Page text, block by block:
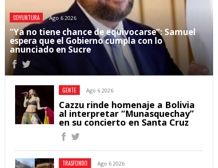
COYUNTURA Ago 6 2026
“Ya no tiene chance de equivocarse”: Samuel
espera que el Gobierno cumpla con lo
anunciado en Sucre
GENTE Ago 6 2026
Cazzu rinde homenaje a Bolivia
al interpretar “Munasquechay”
en su concierto en Santa Cruz
TRASFONDO Ago 6 2026